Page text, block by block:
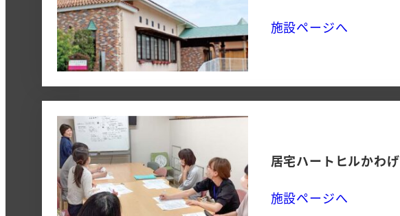
施設ページへ
居宅ハートヒルかわげ
施設ページへ